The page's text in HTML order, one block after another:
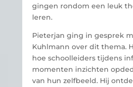
gingen rondom een leuk
leren.
Pieterjan ging in gesprek
Kuhlmann over dit thema.
hoe schoolleiders tijdens
momenten inzichten
van hun zelfbeeld. Hij